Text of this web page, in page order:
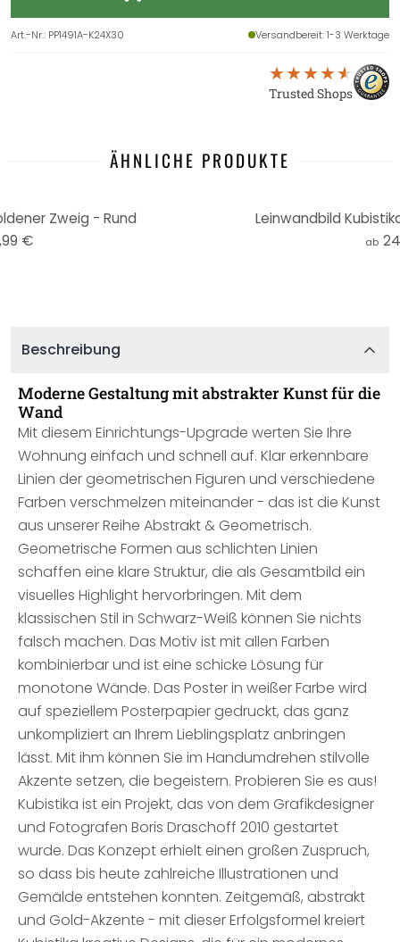
Art.-Nr.: PP1491A-K24X30 Versandbereit: 1-3 Werktage
Trusted Shops
ÄHNLICHE PRODUKTE
Zweig - Rund
€
Leinwandbild
ab
Beschreibung
Moderne Gestaltung mit abstrakter Kunst für die
Wand
Mit diesem Einrichtungs-Upgrade werten Sie Ihre
Wohnung einfach und schnell auf. Klar erkennbare
Linien der geometrischen Figuren und verschiedene
Farben verschmelzen miteinander - das ist die Kunst
aus unserer Reihe Abstrakt & Geometrisch.
Geometrische Formen aus schlichten Linien
schaffen eine klare Struktur, die als Gesamtbild ein
visuelles Highlight hervorbringen. Mit dem
klassischen Stil in Schwarz-Weiß können Sie nichts
falsch machen. Das Motiv ist mit allen Farben
kombinierbar und ist eine schicke Lösung für
monotone Wände. Das Poster in weißer Farbe wird
auf speziellem Posterpapier gedruckt, das ganz
unkompliziert an Ihrem Lieblingsplatz anbringen
lässt. Mit ihm können Sie im Handumdrehen stilvolle
Akzente setzen, die begeistern. Probieren Sie es aus!
Kubistika ist ein Projekt, das von dem Grafikdesigner
und Fotografen Boris Draschoff 2010 gestartet
wurde. Das Konzept erhielt einen großen Zuspruch,
so dass bis heute zahlreiche Illustrationen und
Gemälde entstehen konnten. Zeitgemäß, abstrakt
und Gold-Akzente - mit dieser Erfolgsformel kreiert